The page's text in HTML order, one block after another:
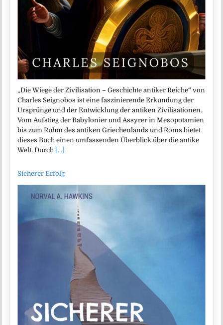
„Die Wiege der Zivilisation – Geschichte antiker Reiche“ von
Charles Seignobos ist eine faszinierende Erkundung der
Ursprünge und der Entwicklung der antiken Zivilisationen.
Vom Aufstieg der Babylonier und Assyrer in Mesopotamien
bis zum Ruhm des antiken Griechenlands und Roms bietet
dieses Buch einen umfassenden Überblick über die antike
Welt. Durch [...]
Sicherer Erfolg